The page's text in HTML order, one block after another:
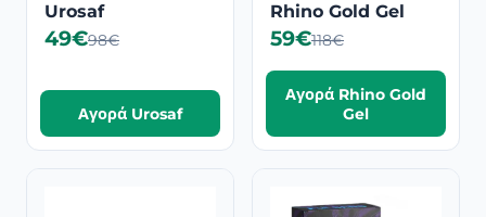
Urosaf
49€98€
Αγορά Urosaf
Rhino Gold Gel
59€118€
Αγορά Rhino Gold
Gel